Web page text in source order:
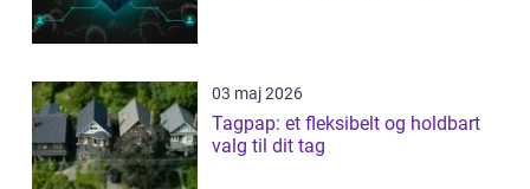
03 maj 2026
Tagpap: et fleksibelt og holdbart
valg til dit tag